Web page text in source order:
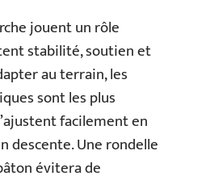
jouent un rôle
stabilité, soutien et
au terrain, les
sont les plus
facilement en
descente. Une rondelle
évitera de